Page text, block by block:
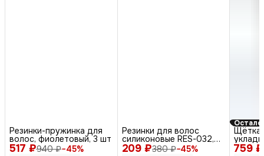
517 ₽940 ₽−45%
Резинки-пружинка для
волос, фиолетовый, 3 шт
209 ₽380 ₽−45%
Резинки для волос
силиконовые RES-032,
черный/белый, 50 шт. 759 ₽
Щётка